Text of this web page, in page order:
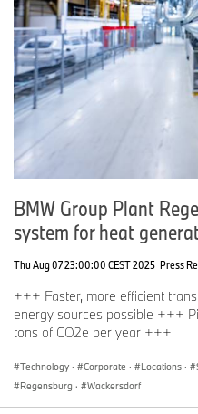
BMW Group Plant
system for heat
Thu Aug 07 23:00:00 CEST 2025 Press
+++ Faster, more efficient
energy sources possible +++
tons of CO2e per year +++
Technology · Corporate · Locations ·
Regensburg · Wackersdorf